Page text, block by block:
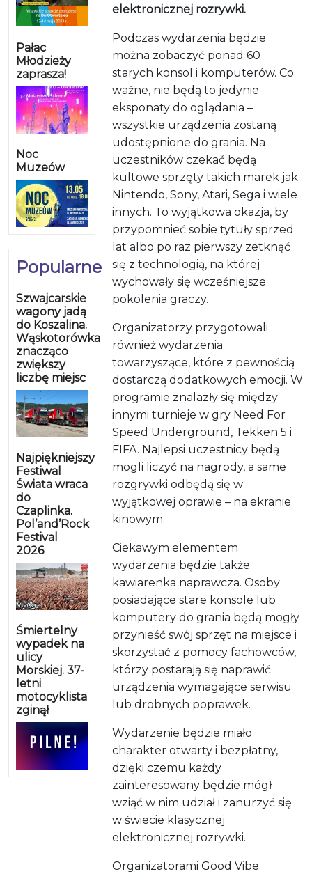
Pałac
Młodzieży
zaprasza!
Noc
Muzeów
Popularne
Szwajcarskie
wagony jadą
do Koszalina.
Wąskotorówka
znacząco
zwiększy
liczbę miejsc
Najpiękniejszy
Festiwal
Świata wraca
do
Czaplinka.
Pol’and’Rock
Festival
2026
Śmiertelny
wypadek na
ulicy
Morskiej. 37-
letni
motocyklista
zginął
elektronicznej rozrywki.
Podczas wydarzenia będzie
można zobaczyć ponad 60
starych konsol i komputerów. Co
ważne, nie będą to jedynie
eksponaty do oglądania –
wszystkie urządzenia zostaną
udostępnione do grania. Na
uczestników czekać będą
kultowe sprzęty takich marek jak
Nintendo, Sony, Atari, Sega i wiele
innych. To wyjątkowa okazja, by
przypomnieć sobie tytuły sprzed
lat albo po raz pierwszy zetknąć
się z technologią, na której
wychowały się wcześniejsze
pokolenia graczy.
Organizatorzy przygotowali
również wydarzenia
towarzyszące, które z pewnością
dostarczą dodatkowych emocji. W
programie znalazły się między
innymi turnieje w gry Need For
Speed Underground, Tekken 5 i
FIFA. Najlepsi uczestnicy będą
mogli liczyć na nagrody, a same
rozgrywki odbędą się w
wyjątkowej oprawie – na ekranie
kinowym.
Ciekawym elementem
wydarzenia będzie także
kawiarenka naprawcza. Osoby
posiadające stare konsole lub
komputery do grania będą mogły
przynieść swój sprzęt na miejsce i
skorzystać z pomocy fachowców,
którzy postarają się naprawić
urządzenia wymagające serwisu
lub drobnych poprawek.
Wydarzenie będzie miało
charakter otwarty i bezpłatny,
dzięki czemu każdy
zainteresowany będzie mógł
wziąć w nim udział i zanurzyć się
w świecie klasycznej
elektronicznej rozrywki.
Organizatorami Good Vibe